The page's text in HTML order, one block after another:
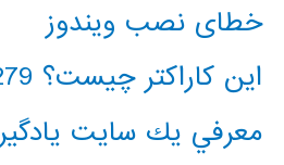
خطای نصب ویندوز
این کاراکتر چیست؟ 65279
معرفي يك سايت